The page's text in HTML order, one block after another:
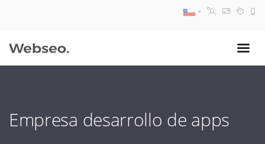
Empresa desarrollo de apps
09:30 AM A 18:30 PM